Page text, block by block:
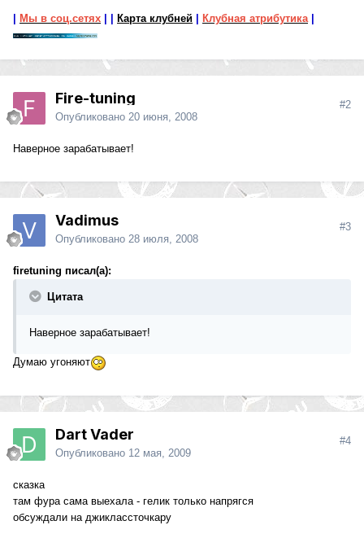
Мы в соц.сетях Карта клубней Клубная атрибутика|
Fire-tuning
Опубликовано 20 июня, 2008
#2
Наверное зарабатывает!
Vadimus
Опубликовано 28 июля, 2008
#3
firetuning писал(а):
Цитата
Наверное зарабатывает!
Думаю угоняют
Dart Vader
Опубликовано 12 мая, 2009
#4
сказка
там фура сама выехала - гелик только напрягся
обсуждали на джиклассточкару